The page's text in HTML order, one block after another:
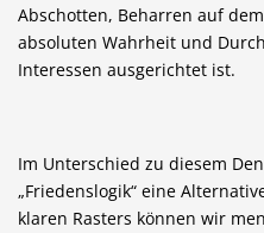
Abschotten, Beharren auf
absoluten Wahrheit und
Interessen ausgerichtet ist.
Im Unterschied zu diesem
„Friedenslogik“ eine
klaren Rasters können wir